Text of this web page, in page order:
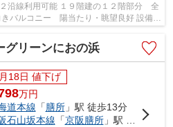
沿線利用可能 １９階建の１２階部分 全
バルコニー 陽当たり・眺望良好 設備充
グリーンにおの浜
18日 値下げ
万円
道本線 「膳所」駅 徒歩13分
石山坂本線 「京阪膳所」駅 徒歩13分